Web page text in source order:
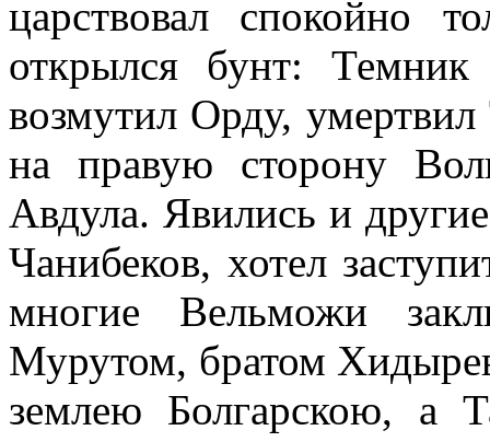
царствовал спокойно
открылся бунт:
возмутил Орду,
на правую сторону
Авдула. Явились и
Чанибеков, хотел
многие Вельможи
Мурутом, братом
землею Болгарскою, а